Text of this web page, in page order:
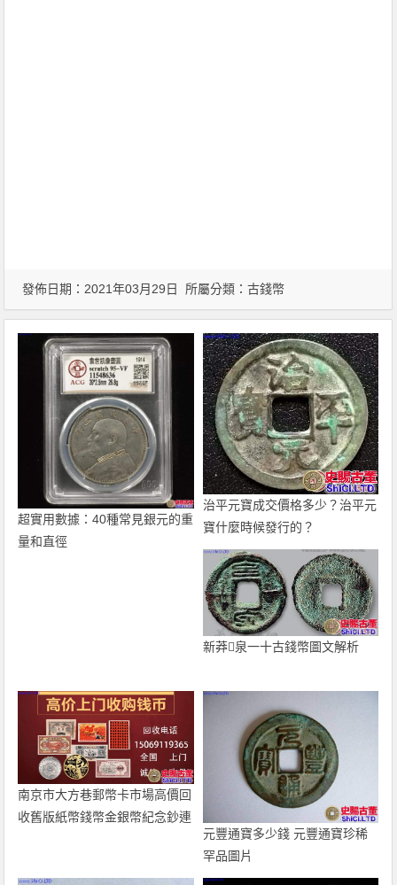
發佈日期：2021年03月29日 所屬分類：古錢幣
超實用數據：40種常見銀元的重
量和直徑
治平元寶成交價格多少？治平元
寶什麼時候發行的？
新莽泉一十古錢幣圖文解析
南京市大方巷郵幣卡市場高價回
收舊版紙幣錢幣金銀幣紀念鈔連
元豐通寶多少錢 元豐通寶珍稀
罕品圖片